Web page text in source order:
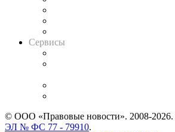
Сервисы
© ООО «Правовые новости». 2008-2026.
ЭЛ № ФС 77 - 79910.